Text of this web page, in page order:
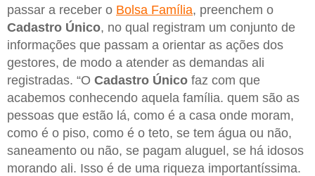
passar a receber o Bolsa Família, preenchem o
Cadastro Único, no qual registram um conjunto de
informações que passam a orientar as ações dos
gestores, de modo a atender as demandas ali
registradas. “O Cadastro Único faz com que
acabemos conhecendo aquela família. quem são as
pessoas que estão lá, como é a casa onde moram,
como é o piso, como é o teto, se tem água ou não,
saneamento ou não, se pagam aluguel, se há idosos
morando ali. Isso é de uma riqueza importantíssima.